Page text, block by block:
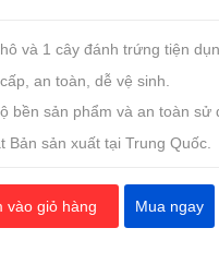
và 1 cây đánh trứng tiện
an toàn, dễ vệ sinh.
bền sản phẩm và an toàn sử
sản xuất tại Trung Quốc.
vào giỏ hàng Mua ngay